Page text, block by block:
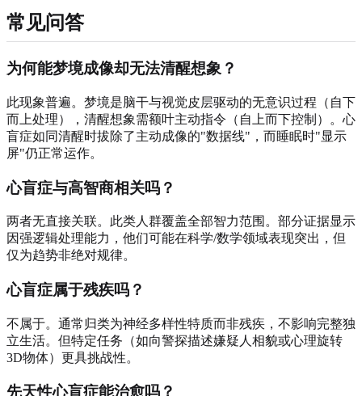
常见问答
为何能梦境成像却无法清醒想象？
此现象普遍。梦境是脑干与视觉皮层驱动的无意识过程（自下
而上处理），清醒想象需额叶主动指令（自上而下控制）。心
盲症如同清醒时拔除了主动成像的"数据线"，而睡眠时"显示
屏"仍正常运作。
心盲症与高智商相关吗？
两者无直接关联。此类人群覆盖全部智力范围。部分证据显示
因强逻辑处理能力，他们可能在科学/数学领域表现突出，但
仅为趋势非绝对规律。
心盲症属于残疾吗？
不属于。通常归类为神经多样性特质而非残疾，不影响完整独
立生活。但特定任务（如向警探描述嫌疑人相貌或心理旋转
3D物体）更具挑战性。
先天性心盲症能治愈吗？